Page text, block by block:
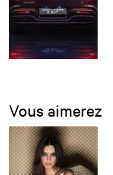
Vous aimerez